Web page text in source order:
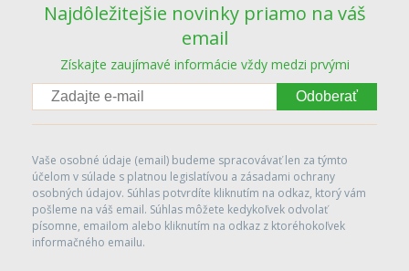
Najdôležitejšie novinky priamo na váš
email
Získajte zaujímavé informácie vždy medzi prvými
Odoberať
Vaše osobné údaje (email) budeme spracovávať len za týmto
účelom v súlade s platnou legislatívou a zásadami ochrany
osobných údajov. Súhlas potvrdíte kliknutím na odkaz, ktorý vám
pošleme na váš email. Súhlas môžete kedykoľvek odvolať
písomne, emailom alebo kliknutím na odkaz z ktoréhokoľvek
informačného emailu.